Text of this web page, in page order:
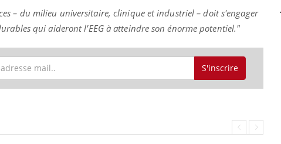
– du milieu universitaire, clinique et industriel – doit s'engager
qui aideront l’EEG à atteindre son énorme potentiel."
S'inscrire